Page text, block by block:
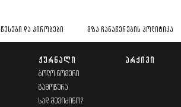
ᲬᲔᲡᲔᲑᲘ ᲓᲐ ᲞᲘᲠᲝᲑᲔᲑᲘ ᲛᲖᲐ ᲩᲐᲜᲐᲬᲔᲠᲔᲑᲘᲡ ᲞᲝᲚᲘᲢᲘᲙᲐ
ᲟᲣᲠᲜᲐᲚᲘ
ᲑᲝᲚᲝ ᲜᲝᲛᲔᲠᲘ
ᲒᲐᲛᲝᲬᲔᲠᲐ
ᲡᲐᲓ ᲨᲔᲕᲘᲫᲘᲜᲝ?
ᲐᲠᲥᲘᲕᲘ